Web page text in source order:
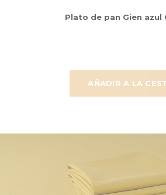
AÑADIR A LA
Plato de pan Gien azul